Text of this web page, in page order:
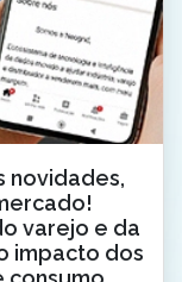
novidades,
varejo e da
impacto dos